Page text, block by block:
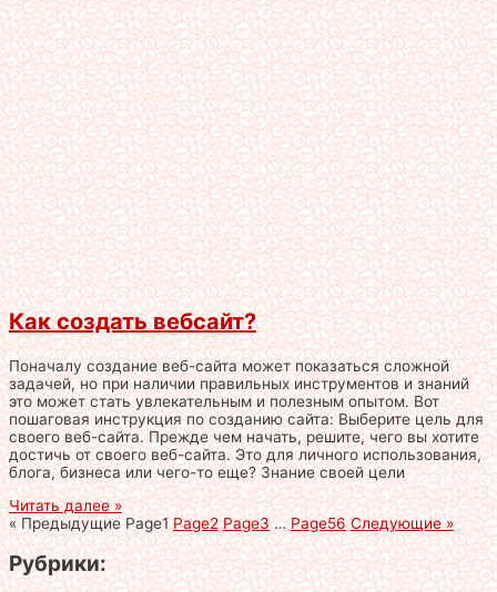
Как создать вебсайт?
Поначалу создание веб-сайта может показаться сложной
задачей, но при наличии правильных инструментов и знаний
это может стать увлекательным и полезным опытом. Вот
пошаговая инструкция по созданию сайта: Выберите цель для
своего веб-сайта. Прежде чем начать, решите, чего вы хотите
достичь от своего веб-сайта. Это для личного использования,
блога, бизнеса или чего-то еще? Знание своей цели
Читать далее »
« Предыдущие Page1 Page2 Page3 … Page56 Следующие »
Рубрики: